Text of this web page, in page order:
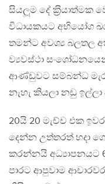
සියලූම දේ ක‍්‍රියාත්මක
විධායකයට අභියෝග
තමන්ට අවශ්‍ය බලතල
ව්‍යවස්ථා
ආණ්ඩුවට සම්බන්ධ
නැහැ කියලා නඩු
20යි 20 මැච්ච එක
දෙන්න උත්තරත් හදා
කරන්නයි අධ්‍යාපනයට
පාරට ආපුවාම